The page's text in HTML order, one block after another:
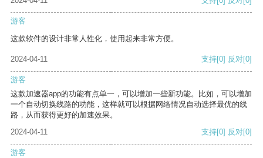
游客
这款软件的设计非常人性化，使用起来非常方便。
2024-04-11 支持[0] 反对[0]
游客
这款加速器app的功能有点单一，可以增加一些新功能。比如，可以增加
一个自动切换线路的功能，这样就可以根据网络情况自动选择最优的线
路，从而获得更好的加速效果。
2024-04-11
支持[0] 反对[0]
游客